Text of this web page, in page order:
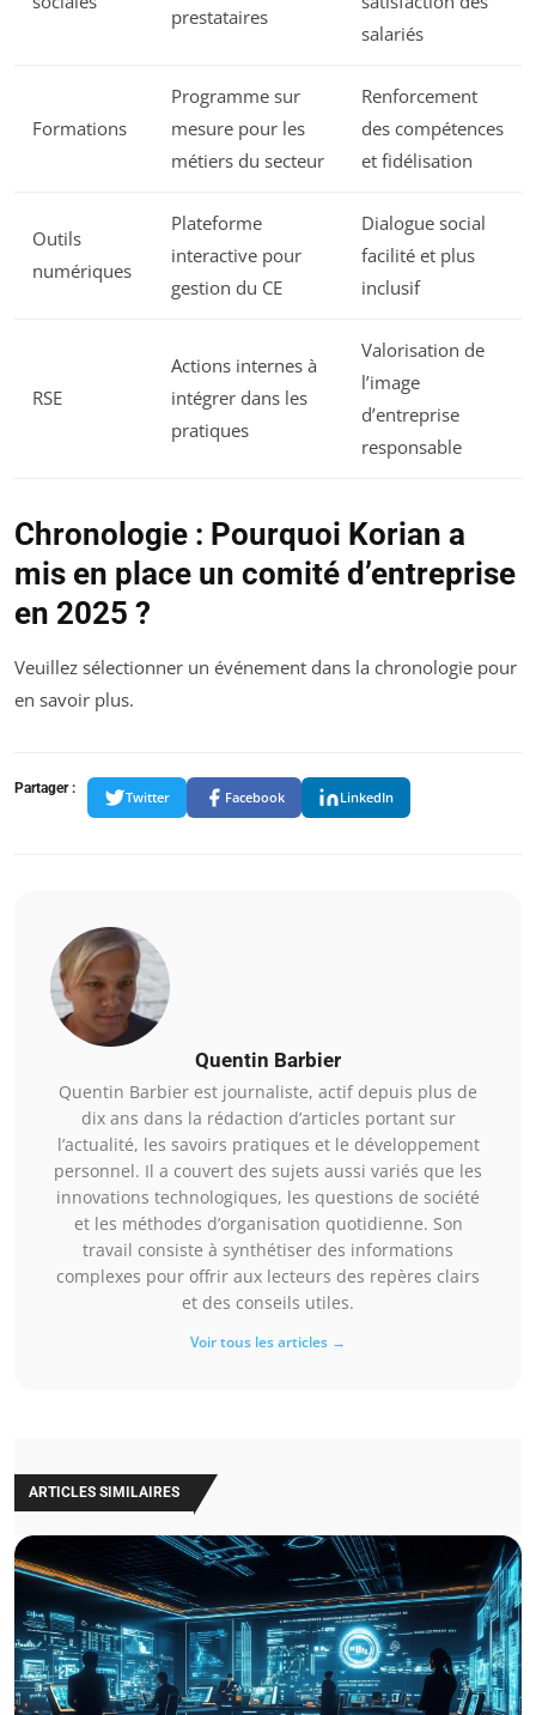
prestataires
salariés
Formations
Programme sur
mesure pour les
métiers du secteur
Renforcement
des compétences
et fidélisation
Outils
numériques
Plateforme
interactive pour
gestion du CE
Dialogue social
facilité et plus
inclusif
RSE
Actions internes à
intégrer dans les
pratiques
Valorisation de
l’image
d’entreprise
responsable
Chronologie : Pourquoi Korian a
mis en place un comité d’entreprise
en 2025 ?
Veuillez sélectionner un événement dans la chronologie pour
en savoir plus.
Partager :
Twitter Facebook LinkedIn
Quentin Barbier
Quentin Barbier est journaliste, actif depuis plus de
dix ans dans la rédaction d’articles portant sur
l’actualité, les savoirs pratiques et le développement
personnel. Il a couvert des sujets aussi variés que les
innovations technologiques, les questions de société
et les méthodes d’organisation quotidienne. Son
travail consiste à synthétiser des informations
complexes pour offrir aux lecteurs des repères clairs
et des conseils utiles.
Voir tous les articles →
ARTICLES SIMILAIRES